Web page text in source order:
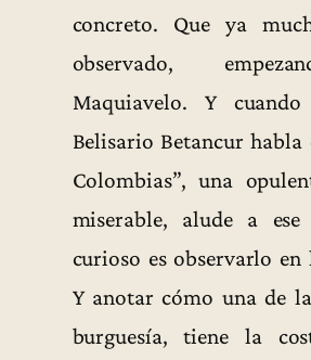
concreto. Que ya
observado,
Maquiavelo. Y
Belisario Betancur habla
Colombias”, una
miserable, alude a
curioso es observarlo
Y anotar cómo una de
burguesía, tiene la